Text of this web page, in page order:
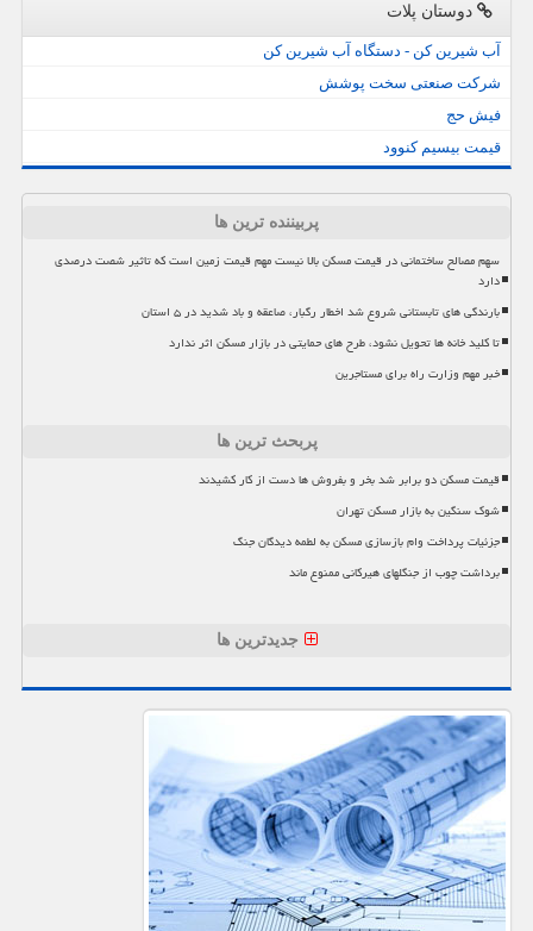
دوستان پلات
آب شیرین کن - دستگاه آب شیرین کن
شرکت صنعتی سخت پوشش
فیش حج
قیمت بیسیم کنوود
پربیننده ترین ها
سهم مصالح ساختمانی در قیمت مسکن بالا نیست مهم قیمت زمین است که تاثیر شصت درصدی
دارد
بارندگی های تابستانی شروع شد اخطار رگبار، صاعقه و باد شدید در ۵ استان
تا کلید خانه ها تحویل نشود، طرح های حمایتی در بازار مسکن اثر ندارد
خبر مهم وزارت راه برای مستاجرین
پربحث ترین ها
قیمت مسکن دو برابر شد بخر و بفروش ها دست از کار کشیدند
شوک سنگین به بازار مسکن تهران
جزئیات پرداخت وام بازسازی مسکن به لطمه دیدگان جنگ
برداشت چوب از جنگلهای هیرکانی ممنوع ماند
جدیدترین ها